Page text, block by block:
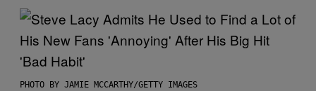
PHOTO BY JAMIE MCCARTHY/GETTY IMAGES